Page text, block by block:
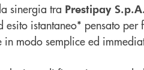
sinergia tra Prestipay
esito istantaneo* pensato
in modo semplice ed